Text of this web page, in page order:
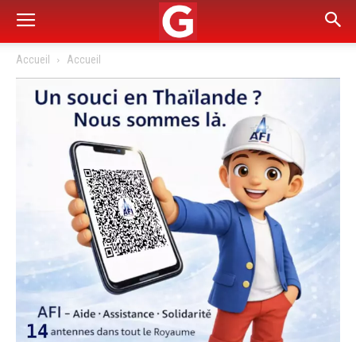
Accueil Accueil